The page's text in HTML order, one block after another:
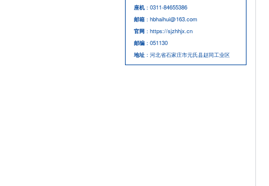
座机：0311-84655386
邮箱：hbhaihui@163.com
官网：https://sjzhhjx.cn
邮编：051130
地址：河北省石家庄市元氏县赵同工业区